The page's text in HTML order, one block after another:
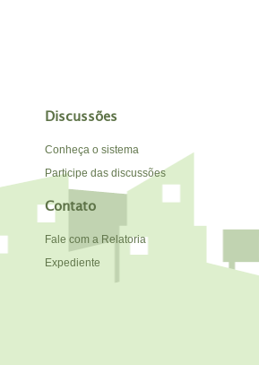
Discussões
Conheça o sistema
Participe das discussões
Contato
Fale com a Relatoria
Expediente